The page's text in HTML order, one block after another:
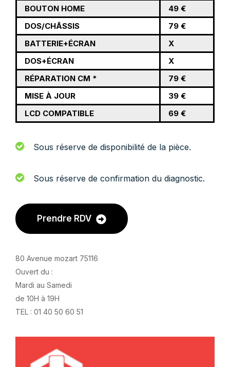
BOUTON HOME
49 €
DOS/CHÂSSIS
79 €
BATTERIE+ÉCRAN
X
DOS+ÉCRAN
X
RÉPARATION CM *
79 €
MISE À JOUR
39 €
LCD COMPATIBLE
69 €
Sous réserve de disponibilité de la pièce.
Sous réserve de confirmation du diagnostic.
Prendre RDV
80 Avenue mozart 75116
Ouvert du :
Mardi au Samedi
de 10H à 19H
TEL : 01 40 50 60 51